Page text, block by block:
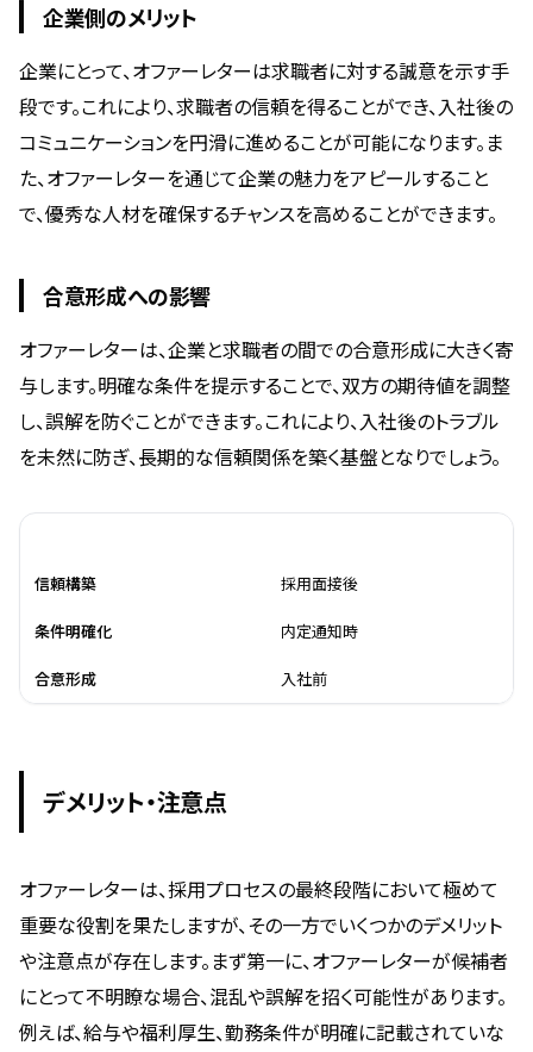
企業側のメリット
企業にとって、オファーレターは求職者に対する誠意を示す手
段です。これにより、求職者の信頼を得ることができ、入社後の
コミュニケーションを円滑に進めることが可能になります。ま
た、オファーレターを通じて企業の魅力をアピールすること
で、優秀な人材を確保するチャンスを高めることができます。
合意形成への影響
オファーレターは、企業と求職者の間での合意形成に大きく寄
与します。明確な条件を提示することで、双方の期待値を調整
し、誤解を防ぐことができます。これにより、入社後のトラブル
を未然に防ぎ、長期的な信頼関係を築く基盤となりでしょう。
信頼構築 採用面接後
条件明確化 内定通知時
合意形成 入社前
デメリット・注意点
オファーレターは、採用プロセスの最終段階において極めて
重要な役割を果たしますが、その一方でいくつかのデメリット
や注意点が存在します。まず第一に、オファーレターが候補者
にとって不明瞭な場合、混乱や誤解を招く可能性があります。
例えば、給与や福利厚生、勤務条件が明確に記載されていな